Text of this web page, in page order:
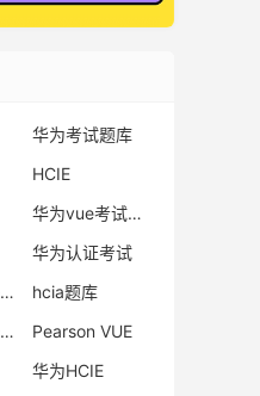
华为考试题库
HCIE
华为vue考试中心
华为认证考试
华为认证网络工程师
hcia题库
华为认证必备电子书系列
Pearson VUE
华为HCIE